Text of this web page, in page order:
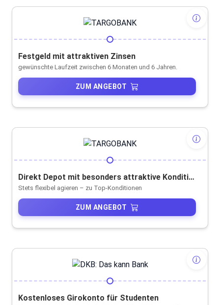
Festgeld mit attraktiven Zinsen
gewünschte Laufzeit zwischen 6 Monaten und 6 Jahren.
ZUM ANGEBOT
Direkt Depot mit besonders attraktive Konditionen
Stets flexibel agieren – zu Top-Konditionen
ZUM ANGEBOT
Kostenloses Girokonto für Studenten